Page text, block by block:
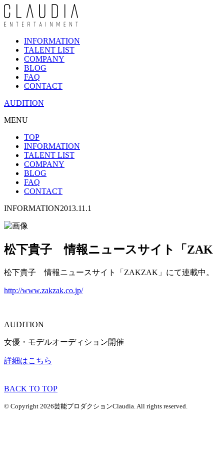
INFORMATION
TALENT LIST
COMPANY
BLOG
FAQ
CONTACT
AUDITION
MENU
TOP
INFORMATION
TALENT LIST
COMPANY
BLOG
FAQ
CONTACT
INFORMATION2013.11.1
松下貴子 情報ニュースサイト「
松下貴子 情報ニュースサイト「ZAKZAK」にて連載中。
http://www.zakzak.co.jp/
AUDITION
女優・モデルオーディション開催
詳細はこちら
BACK TO TOP
© Copyright 2026芸能プロダクションClaudia. All rights reserved.